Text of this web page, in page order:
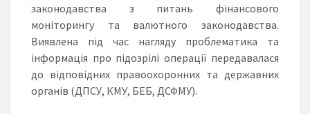
законодавства з питань фінансового
моніторингу та валютного законодавства.
Виявлена під час нагляду проблематика та
інформація про підозрілі операції передавалася
до відповідних правоохоронних та державних
органів (ДПСУ, КМУ, БЕБ, ДСФМУ).